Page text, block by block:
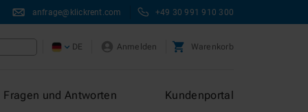
anfrage@klickrent.com +49 30 991 910 300
DE Anmelden Warenkorb
Fragen und Antworten Kundenportal